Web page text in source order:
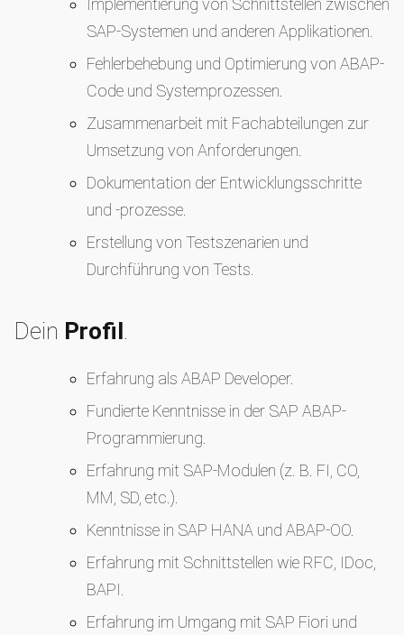
Implementierung von Schnittstellen zwischen
SAP-Systemen und anderen Applikationen.
Fehlerbehebung und Optimierung von ABAP-
Code und Systemprozessen.
Zusammenarbeit mit Fachabteilungen zur
Umsetzung von Anforderungen.
Dokumentation der Entwicklungsschritte
und -prozesse.
Erstellung von Testszenarien und
Durchführung von Tests.
Dein Profil.
Erfahrung als ABAP Developer.
Fundierte Kenntnisse in der SAP ABAP-
Programmierung.
Erfahrung mit SAP-Modulen (z. B. FI, CO,
MM, SD, etc.).
Kenntnisse in SAP HANA und ABAP-OO.
Erfahrung mit Schnittstellen wie RFC, IDoc,
BAPI.
Erfahrung im Umgang mit SAP Fiori und